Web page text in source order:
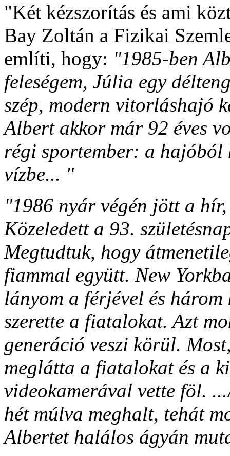
"Két kézszorítás és ami
Bay Zoltán a Fizikai
említi, hogy: "1985-ben
feleségem, Júlia egy
szép, modern vitorláshajó
Albert akkor már 92 éves
régi sportember: a
vízbe... "
"1986 nyár végén jött a
Közeledett a 93.
Megtudtuk, hogy
fiammal együtt. New
lányom a férjével és
szerette a fiatalokat. Azt
generáció veszi körül.
meglátta a fiatalokat és a
videokamerával vette föl.
hét múlva meghalt, tehát
Albertet halálos ágyán